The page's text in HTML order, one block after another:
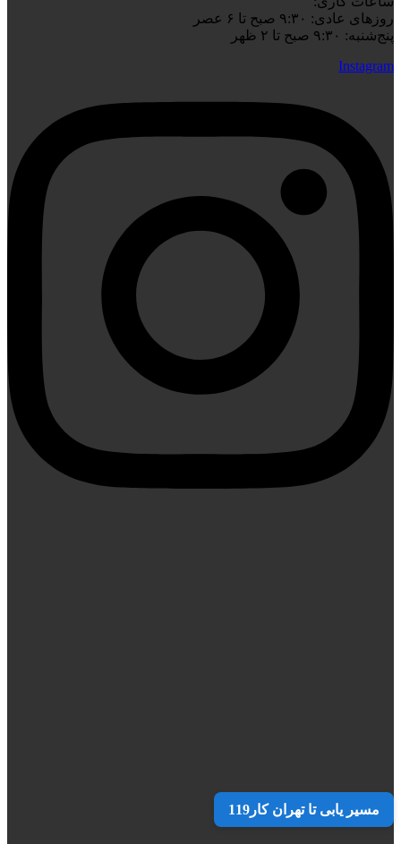
روزهای عادی: ۹:۳۰ صبح تا ۶ عصر
پنج‌شنبه: ۹:۳۰ صبح تا ۲ ظهر
Instagram
مسیر یابی تا تهران کار119